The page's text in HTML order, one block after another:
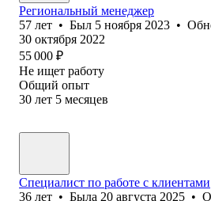
Региональный менеджер
57 лет • Был 5 ноября 2023 •
30 октября 2022
55 000 ₽
Не ищет работу
Общий опыт
30 лет 5 месяцев
Специалист по работе с клиентами
36 лет • Была 20 августа 2025 •